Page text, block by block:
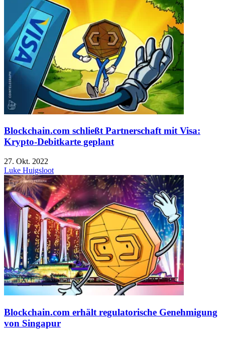
Blockchain.com schließt Partnerschaft mit Visa:
Krypto-Debitkarte geplant
27. Okt. 2022
Luke Huigsloot
Blockchain.com erhält regulatorische Genehmigung
von Singapur